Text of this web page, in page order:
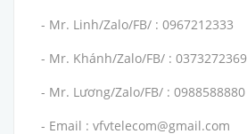
- Mr. Linh/Zalo/FB/ : 0967212333
- Mr. Khánh/Zalo/FB/ : 0373272369
- Mr. Lương/Zalo/FB/ : 0988588880
- Email : vfvtelecom@gmail.com